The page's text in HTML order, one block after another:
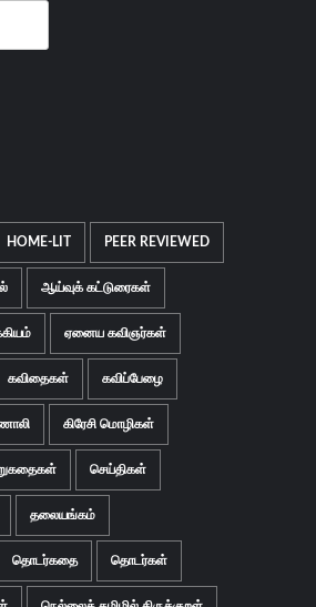
HOME-LIT PEER REVIEWED
ஆய்வுக் கட்டுரைகள்
ஏனைய கவிஞர்கள்
கவிதைகள் கவிப்பேழை
கிரேசி மொழிகள்
செய்திகள்
தலையங்கம்
தொடர்கதை தொடர்கள்